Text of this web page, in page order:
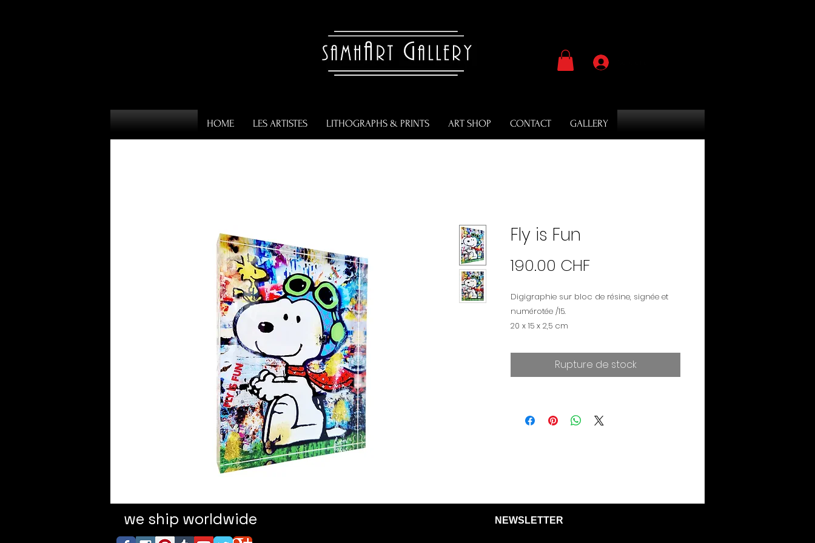
HOME LES ARTISTES LITHOGRAPHS & PRINTS ART SHOP CONTACT GALLERY
Fly is Fun
190.00 CHFPrix
Digigraphie sur bloc de résine, signée et
numérotée /15.
20 x 15 x 2,5 cm
Rupture de stock
we ship worldwide NEWSLETTER